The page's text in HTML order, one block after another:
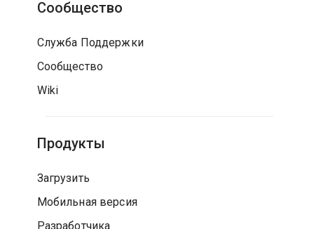
Сообщество
Служба Поддержки
Сообщество
Wiki
Продукты
Загрузить
Мобильная версия
Разработчика